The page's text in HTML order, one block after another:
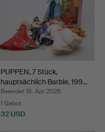
PUPPEN, 7 Stück,
hauptsächlich Barbie, 199…
Beendet 18. Apr 2026
1 Gebot
32 USD